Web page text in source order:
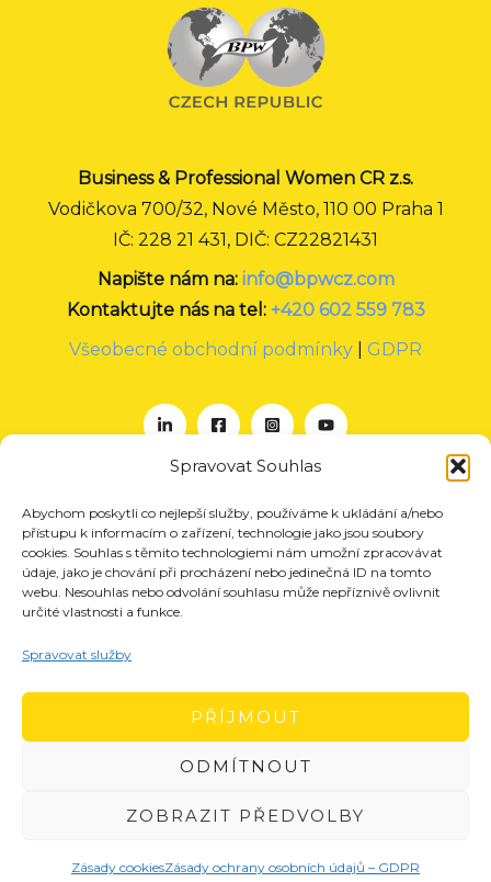
Spravovat Souhlas
Abychom poskytli co nejlepší služby, používáme k ukládání a/nebo
přístupu k informacím o zařízení, technologie jako jsou soubory
cookies. Souhlas s těmito technologiemi nám umožní zpracovávat
údaje, jako je chování při procházení nebo jedinečná ID na tomto
webu. Nesouhlas nebo odvolání souhlasu může nepříznivě ovlivnit
určité vlastnosti a funkce.
Spravovat služby
PŘÍJMOUT
ODMÍTNOUT
ZOBRAZIT PŘEDVOLBY
Zásady cookiesZásady ochrany osobních údajů – GDPR
Business & Professional Women CR z.s.
Vodičkova 700/32, Nové Město, 110 00 Praha 1
IČ: 228 21 431, DIČ: CZ22821431
Napište nám na: info@bpwcz.com
Kontaktujte nás na tel: +420 602 559 783
Všeobecné obchodní podmínky
GDPR
O nás
Projekty
Členství
Kontakt